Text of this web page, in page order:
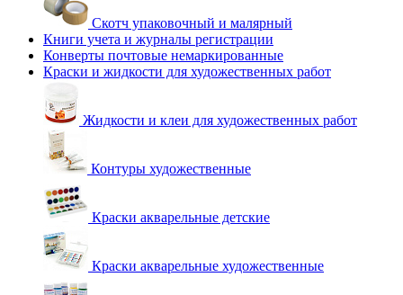
Скотч упаковочный и малярный
Книги учета и журналы регистрации
Конверты почтовые немаркированные
Краски и жидкости для художественных работ
Жидкости и клеи для художественных работ
Контуры художественные
Краски акварельные детские
Краски акварельные художественные